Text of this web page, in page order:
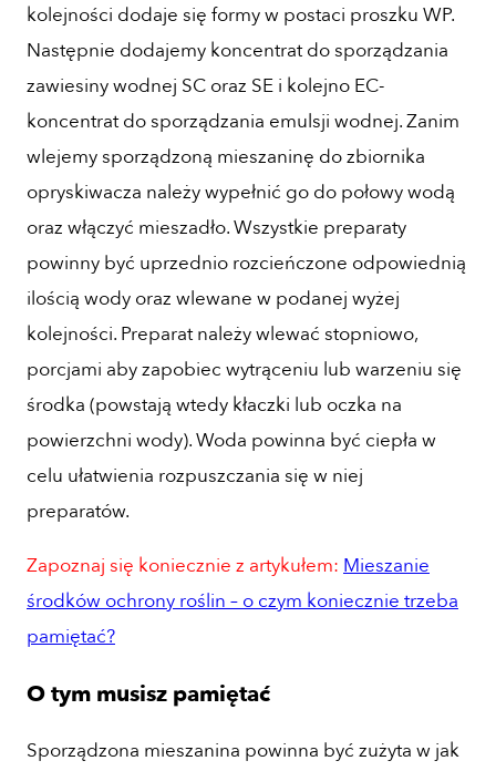
kolejności dodaje się formy w postaci proszku WP.
Następnie dodajemy koncentrat do sporządzania
zawiesiny wodnej SC oraz SE i kolejno EC-
koncentrat do sporządzania emulsji wodnej. Zanim
wlejemy sporządzoną mieszaninę do zbiornika
opryskiwacza należy wypełnić go do połowy wodą
oraz włączyć mieszadło. Wszystkie preparaty
powinny być uprzednio rozcieńczone odpowiednią
ilością wody oraz wlewane w podanej wyżej
kolejności. Preparat należy wlewać stopniowo,
porcjami aby zapobiec wytrąceniu lub warzeniu się
środka (powstają wtedy kłaczki lub oczka na
powierzchni wody). Woda powinna być ciepła w
celu ułatwienia rozpuszczania się w niej
preparatów.
Zapoznaj się koniecznie z artykułem: Mieszanie
środków ochrony roślin – o czym koniecznie trzeba
pamiętać?
O tym musisz pamiętać
Sporządzona mieszanina powinna być zużyta w jak